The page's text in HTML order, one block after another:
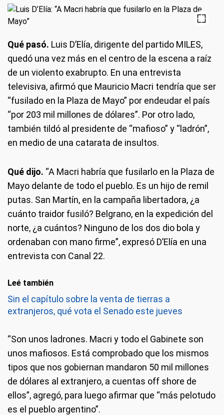
Qué pasó. Luis D’Elía, dirigente del partido MILES,
quedó una vez más en el centro de la escena a raíz
de un violento exabrupto. En una entrevista
televisiva, afirmó que Mauricio Macri tendría que ser
“fusilado en la Plaza de Mayo” por endeudar el país
“por 203 mil millones de dólares”. Por otro lado,
también tildó al presidente de “mafioso” y “ladrón”,
en medio de una catarata de insultos.
Qué dijo. “A Macri habría que fusilarlo en la Plaza de
Mayo delante de todo el pueblo. Es un hijo de remil
putas. San Martín, en la campaña libertadora, ¿a
cuánto traidor fusiló? Belgrano, en la expedición del
norte, ¿a cuántos? Ninguno de los dos dio bola y
ordenaban con mano firme”, expresó D’Elía en una
entrevista con Canal 22.
Leé también
Sin el capítulo sobre la venta de tierras a
extranjeros, qué vota el Senado este jueves
“Son unos ladrones. Macri y todo el Gabinete son
unos mafiosos. Está comprobado que los mismos
tipos que nos gobiernan mandaron 50 mil millones
de dólares al extranjero, a cuentas off shore de
ellos”, agregó, para luego afirmar que “más pelotudo
es el pueblo argentino”.